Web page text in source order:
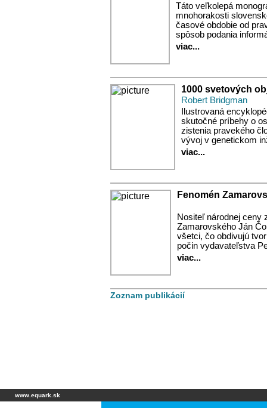
Táto veľkolepá
mnohorakosti
časové obdobie od
spôsob podania
viac...
1000 svetových
Robert Bridgman
Ilustrovaná
skutočné príbehy o
zistenia pravekého
vývoj v genetickom
viac...
Fenomén
Nositeľ národnej ceny
Zamarovského Ján
všetci, čo obdivujú
počin vydavateľstva
viac...
Zoznam publikácií
www.equark.sk